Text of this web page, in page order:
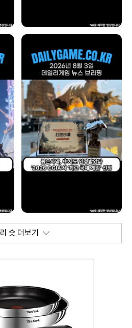
숏 더보기